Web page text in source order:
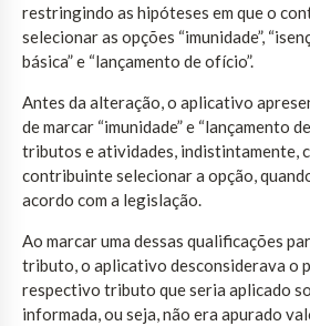
restringindo as hipóteses em que o
selecionar as opções “imunidade”,
básica” e “lançamento de ofício”.
Antes da alteração, o aplicativo
de marcar “imunidade” e “lançamento
tributos e atividades, indistintamente,
contribuinte selecionar a opção,
acordo com a legislação.
Ao marcar uma dessas qualificações
tributo, o aplicativo desconsiderava o
respectivo tributo que seria aplicado
informada, ou seja, não era apurado